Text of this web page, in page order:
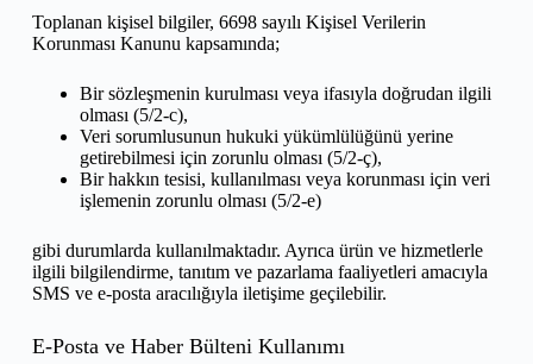
Toplanan kişisel bilgiler, 6698 sayılı Kişisel Verilerin
Korunması Kanunu kapsamında;
Bir sözleşmenin kurulması veya ifasıyla doğrudan ilgili
olması (5/2-c),
Veri sorumlusunun hukuki yükümlülüğünü yerine
getirebilmesi için zorunlu olması (5/2-ç),
Bir hakkın tesisi, kullanılması veya korunması için veri
işlemenin zorunlu olması (5/2-e)
gibi durumlarda kullanılmaktadır. Ayrıca ürün ve hizmetlerle
ilgili bilgilendirme, tanıtım ve pazarlama faaliyetleri amacıyla
SMS ve e-posta aracılığıyla iletişime geçilebilir.
E-Posta ve Haber Bülteni Kullanımı